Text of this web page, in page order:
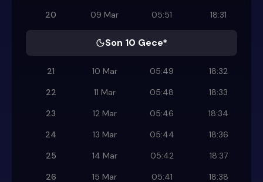
20
09 Mar 05:51 18:31
Son 10 Gece*
21 10 Mar 05:49
18:32
22
11 Mar 05:48
18:33
23
12 Mar 05:46
18:34
24
13 Mar 05:44
18:36
25
14 Mar 05:42
18:37
26
15 Mar 05:41
18:38